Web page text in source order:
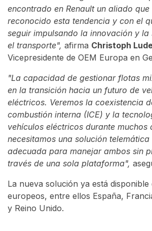
encontrado en Renault un aliado
reconocido esta tendencia y con el
seguir impulsando la innovación y la
el transporte", afirma Christoph
Vicepresidente de OEM Europa en
"La capacidad de gestionar flotas
en la transición hacia un futuro de
eléctricos. Veremos la coexistencia
combustión interna (ICE) y la
vehículos eléctricos durante muchos
necesitamos una solución telemática
adecuada para manejar ambos sin
través de una sola plataforma",
La nueva solución ya está disponible
europeos, entre ellos España,
y Reino Unido.